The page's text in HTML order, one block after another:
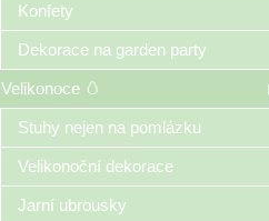
Konfety
Dekorace na garden party
Velikonoce 🥚
Stuhy nejen na pomlázku
Velikonoční dekorace
Jarní ubrousky